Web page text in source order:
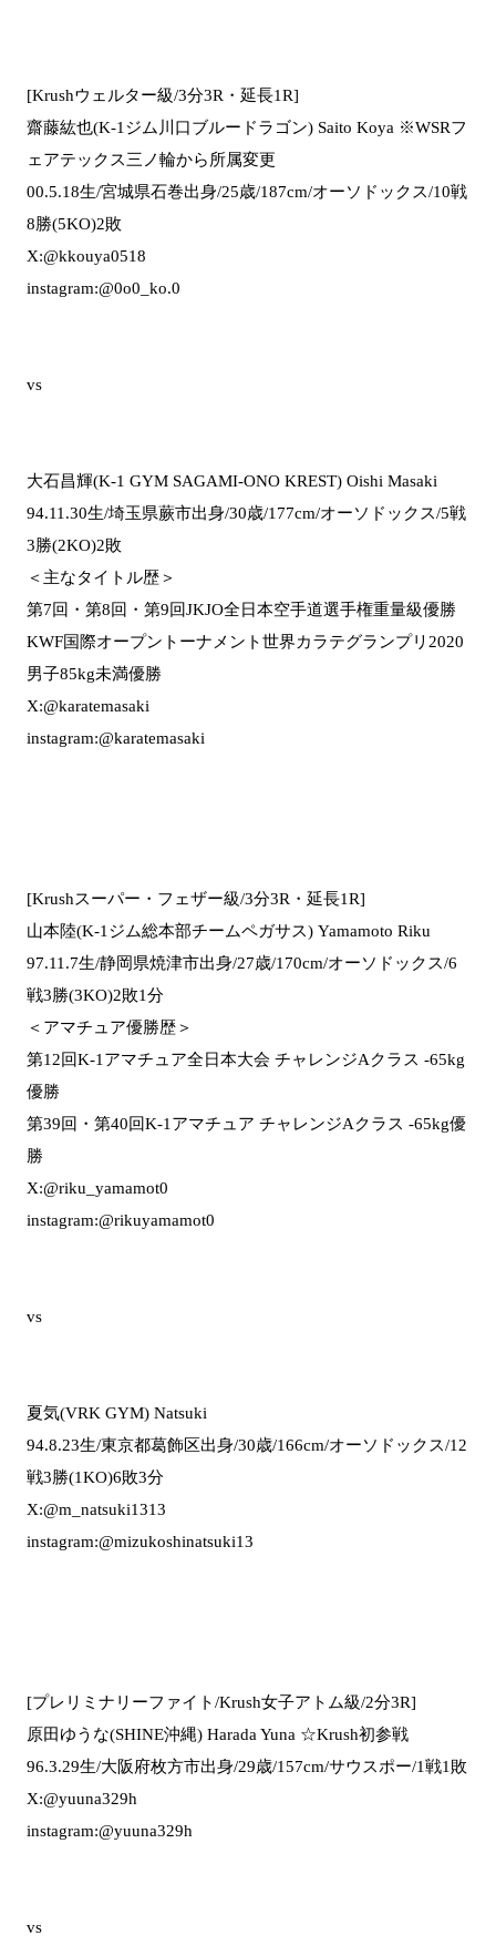
[Krushウェルター級/3分3R・延長1R]
齋藤紘也(K-1ジム川口ブルードラゴン) Saito Koya ※WSRフ
ェアテックス三ノ輪から所属変更
00.5.18生/宮城県石巻出身/25歳/187cm/オーソドックス/10戦
8勝(5KO)2敗
X:@kkouya0518
instagram:@0o0_ko.0
vs
大石昌輝(K-1 GYM SAGAMI-ONO KREST) Oishi Masaki
94.11.30生/埼玉県蕨市出身/30歳/177cm/オーソドックス/5戦
3勝(2KO)2敗
＜主なタイトル歴＞
第7回・第8回・第9回JKJO全日本空手道選手権重量級優勝
KWF国際オープントーナメント世界カラテグランプリ2020
男子85kg未満優勝
X:@karatemasaki
instagram:@karatemasaki
[Krushスーパー・フェザー級/3分3R・延長1R]
山本陸(K-1ジム総本部チームペガサス) Yamamoto Riku
97.11.7生/静岡県焼津市出身/27歳/170cm/オーソドックス/6
戦3勝(3KO)2敗1分
＜アマチュア優勝歴＞
第12回K-1アマチュア全日本大会 チャレンジAクラス -65kg
優勝
第39回・第40回K-1アマチュア チャレンジAクラス -65kg優
勝
X:@riku_yamamot0
instagram:@rikuyamamot0
vs
夏気(VRK GYM) Natsuki
94.8.23生/東京都葛飾区出身/30歳/166cm/オーソドックス/12
戦3勝(1KO)6敗3分
X:@m_natsuki1313
instagram:@mizukoshinatsuki13
[プレリミナリーファイト/Krush女子アトム級/2分3R]
原田ゆうな(SHINE沖縄) Harada Yuna ☆Krush初参戦
96.3.29生/大阪府枚方市出身/29歳/157cm/サウスポー/1戦1敗
X:@yuuna329h
instagram:@yuuna329h
vs